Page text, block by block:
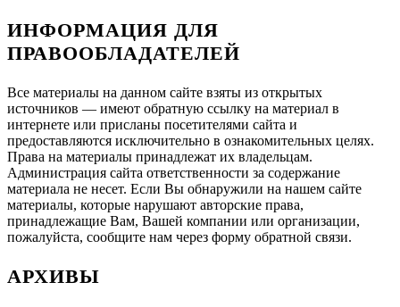
ИНФОРМАЦИЯ ДЛЯ
ПРАВООБЛАДАТЕЛЕЙ
Все материалы на данном сайте взяты из открытых
источников — имеют обратную ссылку на материал в
интернете или присланы посетителями сайта и
предоставляются исключительно в ознакомительных целях.
Права на материалы принадлежат их владельцам.
Администрация сайта ответственности за содержание
материала не несет. Если Вы обнаружили на нашем сайте
материалы, которые нарушают авторские права,
принадлежащие Вам, Вашей компании или организации,
пожалуйста, сообщите нам через форму обратной связи.
АРХИВЫ